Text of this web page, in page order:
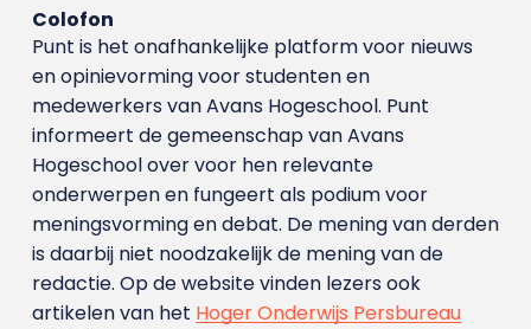
Colofon
Punt is het onafhankelijke platform voor nieuws
en opinievorming voor studenten en
medewerkers van Avans Hoge­school. Punt
informeert de gemeenschap van Avans
Hogeschool over voor hen relevante
onderwerpen en fungeert als podium voor
meningsvorming en debat. De mening van derden
is daarbij niet noodzakelijk de mening van de
redactie. Op de website vinden lezers ook
artikelen van het Hoger Onderwijs Persbureau